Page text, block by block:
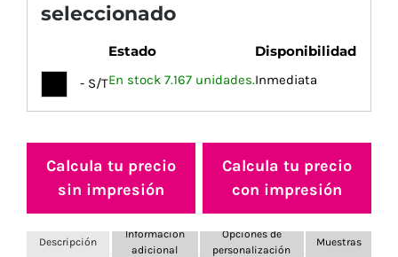
seleccionado
Estado Disponibilidad
- S/TEn stock 7.167 unidades.Inmediata
Calcula tu precio
sin impresión
Calcula tu precio
con impresión
Descripción
Información
adicional
Opciones de
personalización
Muestras